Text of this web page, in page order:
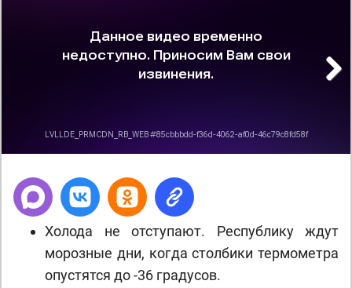
Холода не отступают. Республику ждут
морозные дни, когда столбики термометра
опустятся до -36 градусов.